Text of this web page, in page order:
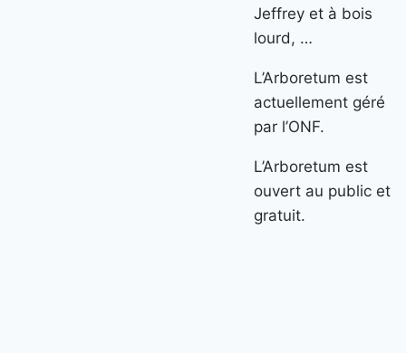
Jeffrey et à bois
lourd, …
L’Arboretum est
actuellement géré
par l’ONF.
L’Arboretum est
ouvert au public et
gratuit.